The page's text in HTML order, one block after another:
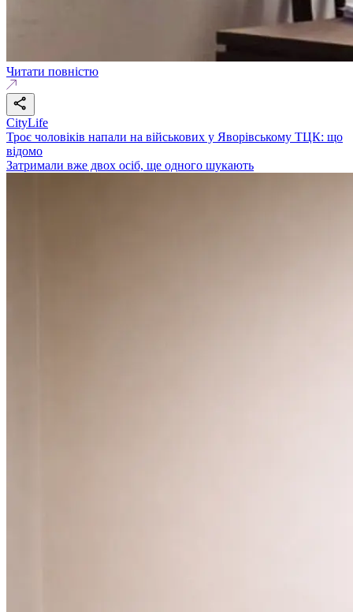
Читати повністю
CityLife
Троє чоловіків напали на військових у Яворівському ТЦК: що
відомо
Затримали вже двох осіб, ще одного шукають